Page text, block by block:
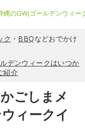
縄のGW(ゴールデンウィ
ク ・ BBQなどおでかけ
デンウィークはいつか
紹介
ごしまメ
ィークイ